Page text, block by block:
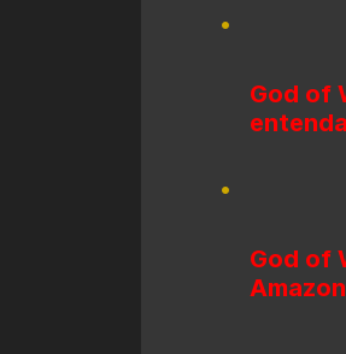
God of
entenda
God of
Amazon